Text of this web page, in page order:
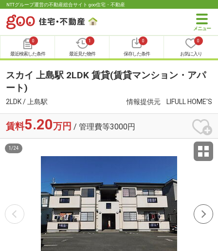
NTTグループ運営の不動産総合サイト goo住宅・不動産
0
最近検索した条件
1
最近見た物件
0
保存した条件
0
お気に入り
スカイ 上島駅 2LDK 賃貸(賃貸マンション・アパ
ート)
2LDK / 上島駅 情報提供元 LIFULL HOME'S
賃料5.20万円 / 管理費等3000円
1 /24